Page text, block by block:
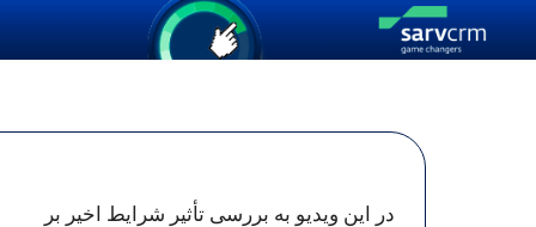
در این ویدیو به بررسی تأثیر شرایط اخیر بر